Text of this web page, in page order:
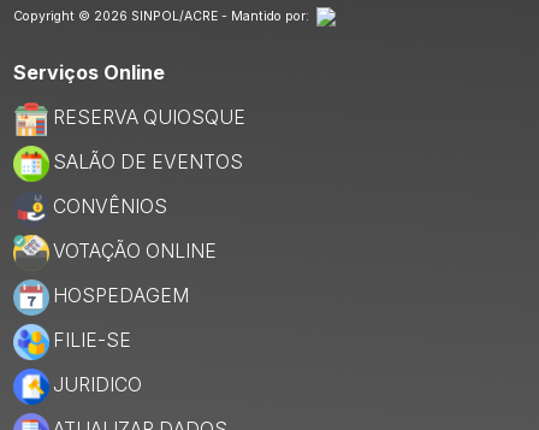
Copyright © 2026 SINPOL/ACRE - Mantido por:
Serviços Online
RESERVA QUIOSQUE
SALÃO DE EVENTOS
CONVÊNIOS
VOTAÇÃO ONLINE
HOSPEDAGEM
FILIE-SE
JURIDICO